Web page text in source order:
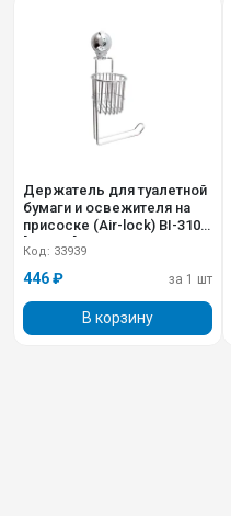
Держатель для туалетной
бумаги и освежителя на
присоске (Air-lock) BI-3105
[101131]
Код: 33939
446 ₽ за 1 шт
В корзину